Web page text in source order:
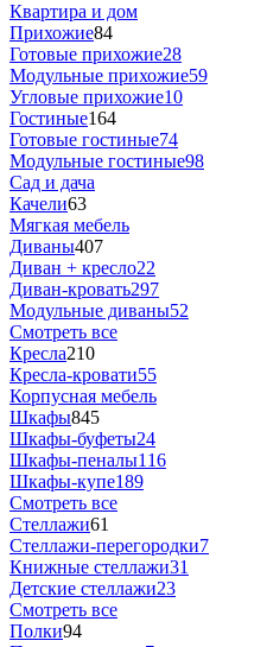
Квартира и дом
Прихожие84
Готовые прихожие28
Модульные прихожие59
Угловые прихожие10
Гостиные164
Готовые гостиные74
Модульные гостиные98
Сад и дача
Качели63
Мягкая мебель
Диваны407
Диван + кресло22
Диван-кровать297
Модульные диваны52
Смотреть все
Кресла210
Кресла-кровати55
Корпусная мебель
Шкафы845
Шкафы-буфеты24
Шкафы-пеналы116
Шкафы-купе189
Смотреть все
Стеллажи61
Стеллажи-перегородки7
Книжные стеллажи31
Детские стеллажи23
Смотреть все
Полки94